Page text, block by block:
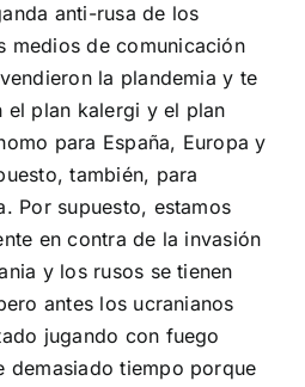
anti-rusa de los
medios de comunicación
la plandemia y te
el plan kalergi y el plan
para España, Europa y
también, para
Por supuesto, estamos
en contra de la invasión
y los rusos se tienen
antes los ucranianos
jugando con fuego
demasiado tiempo porque